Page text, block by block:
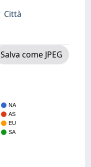
Città
Salva come JPEG
NA
AS
EU
SA